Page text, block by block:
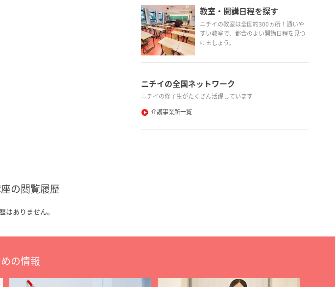
教室・開講日程を探す
ニチイの教室は全国約300ヵ所！通いや
すい教室で、都合のよい開講日程を見つ
けましょう。
ニチイの全国ネットワーク
ニチイの修了生がたくさん活躍しています
介護事業所一覧
の閲覧履歴
はありません。
の情報